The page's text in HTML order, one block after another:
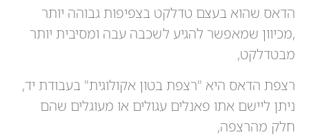
הדאס שהוא בעצם טדלקט בצפיפות גבוהה יותר
,מכיוון שמאפשר להגיע לשכבה עבה ומסיבית יותר
מבטדלקט,
רצפת הדאס היא "רצפת בטון אקולוגית" בעבודת יד,
ניתן ליישם אתו פאנלים עגולים או מעוגלים שהם
חלק מהרצפה,